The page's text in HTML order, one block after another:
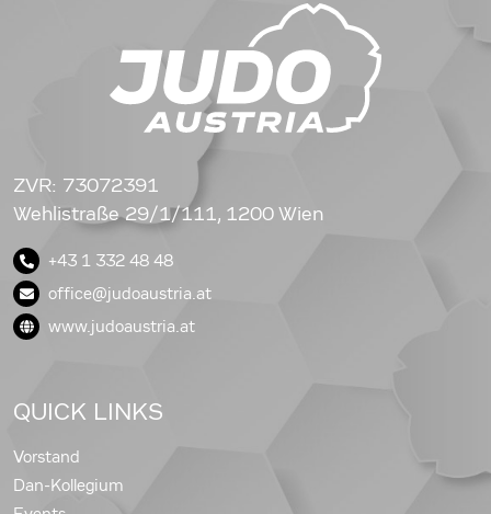
ZVR: 73072391
Wehlistraße 29/1/111, 1200 Wien
+43 1 332 48 48
office@judoaustria.at
www.judoaustria.at
QUICK LINKS
Vorstand
Dan-Kollegium